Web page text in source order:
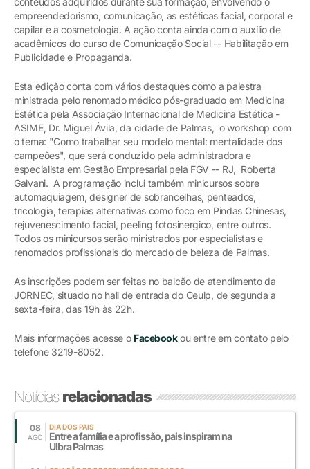
empreendedorismo, comunicação, as estéticas facial, corporal e
capilar e a cosmetologia. A ação conta ainda com o auxílio de
acadêmicos do curso de Comunicação Social -- Habilitação em
Publicidade e Propaganda.
Esta edição conta com vários destaques como a palestra
ministrada pelo renomado médico pós-graduado em Medicina
Estética pela Associação Internacional de Medicina Estética -
ASIME, Dr. Miguel Ávila, da cidade de Palmas, o workshop com
o tema: "Como trabalhar seu modelo mental: mentalidade dos
campeões", que será conduzido pela administradora e
especialista em Gestão Empresarial pela FGV -- RJ, Roberta
Galvani. A programação inclui também minicursos sobre
automaquiagem, designer de sobrancelhas, penteados,
tricologia, terapias alternativas como foco em Pindas Chinesas,
rejuvenescimento facial, peeling fotosinergico, entre outros.
Todos os minicursos serão ministrados por especialistas e
renomados profissionais do mercado de beleza de Palmas.
As inscrições podem ser feitas no balcão de atendimento da
JORNEC, situado no hall de entrada do Ceulp, de segunda a
sexta-feira, das 19h às 22h.
Mais informações acesse o Facebookou entre em contato pelo
telefone 3219-8052.
Notíciasrelacionadas
08
AGO
DIA DOS PAIS
Entre a família e a profissão, pais inspiram na
Ulbra Palmas